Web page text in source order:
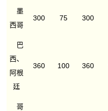
墨
西哥
300 75 300
巴
西、
阿根
廷
360 100 360
哥